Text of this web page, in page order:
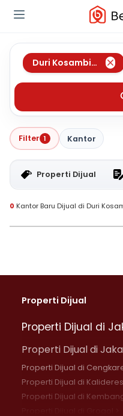
Duri Kosambi
,
Filter 1 Kantor
Properti Dijual
0 Kantor Baru Dijual di Duri
Properti Dijual
Properti Dijual di
Properti Dijual di
Properti Dijual di
Properti Dijual di
Properti Dijual di